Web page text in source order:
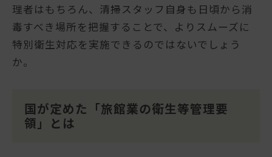
理者はもちろん、清掃スタッフ自身も日頃から消
毒すべき場所を把握することで、よりスムーズに
特別衛生対応を実施できるのではないでしょう
か。
国が定めた「旅館業の衛生等管理要
領」とは